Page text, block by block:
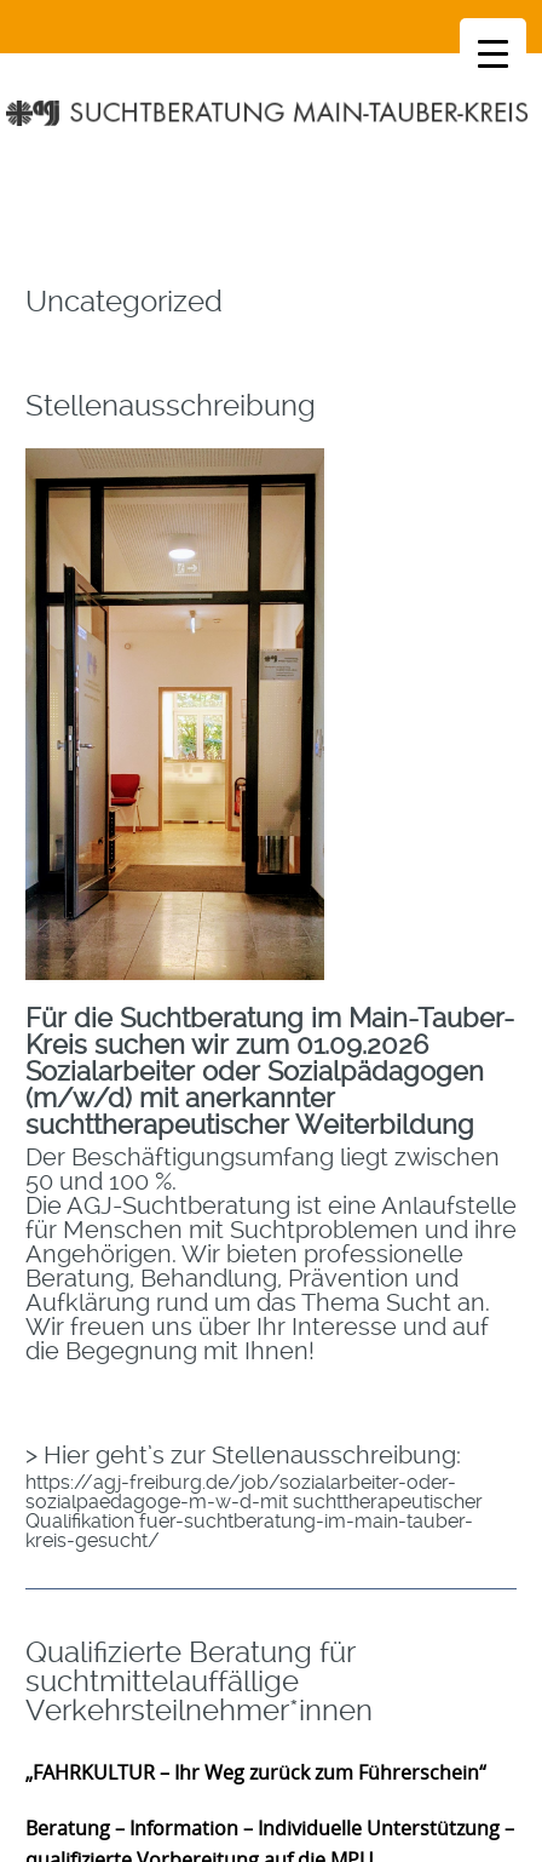
Uncategorized
Stellenausschreibung
Für die Suchtberatung im Main-Tauber-
Kreis suchen wirzum 01.09.2026
Sozialarbeiter oder Sozialpädagogen
(m/w/d) mit anerkannter
suchttherapeutischer Weiterbildung
Der Beschäftigungsumfang liegt zwischen
50 und 100 %.
Die AGJ-Suchtberatung ist eine Anlaufstelle
für Menschen mit Suchtproblemen und ihre
Angehörigen. Wir bieten professionelle
Beratung, Behandlung, Prävention und
Aufklärung rund um das Thema Sucht an.
Wir freuen uns über Ihr Interesse und auf
die Begegnung mit Ihnen!
> Hier geht’s zur Stellenausschreibung:
https://agj-freiburg.de/job/sozialarbeiter-oder-
sozialpaedagoge-m-w-d-mit suchttherapeutischer
Qualifikation fuer-suchtberatung-im-main-tauber-
kreis-gesucht/
Qualifizierte Beratung für
suchtmittelauffällige
Verkehrsteilnehmer*innen
„FAHRKULTUR – Ihr Weg zurück zum Führerschein“
Beratung – Information – Individuelle Unterstützung –